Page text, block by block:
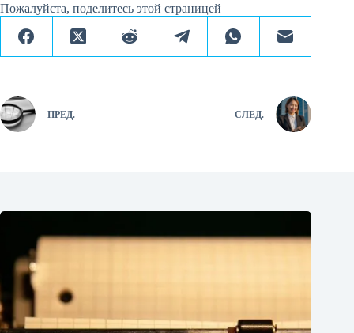
Пожалуйста, поделитесь этой страницей
ПРЕД. СЛЕД.